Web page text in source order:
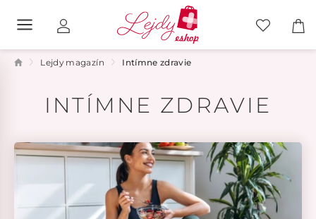
Lejdy magazín Intímne zdravie
INTÍMNE ZDRAVIE